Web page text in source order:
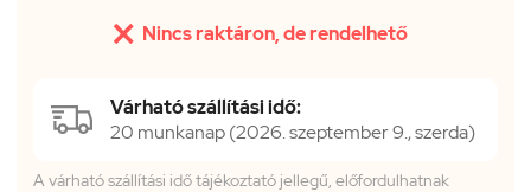
 Nincs raktáron, de rendelhető
Várható szállítási idő:
20 munkanap (2026. szeptember 9., szerda)
A várható szállítási idő tájékoztató jellegű, előfordulhatnak